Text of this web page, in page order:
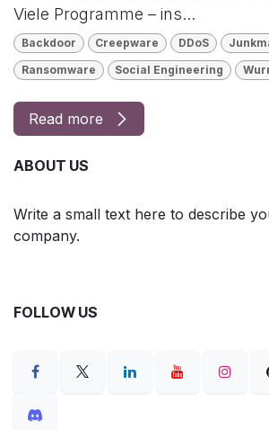
Viele Programme – ins...
Backdoor Creepware DDoS
Ransomware Social Engineering
Read more
ABOUT US
Write a small text here to describe
company.
FOLLOW US